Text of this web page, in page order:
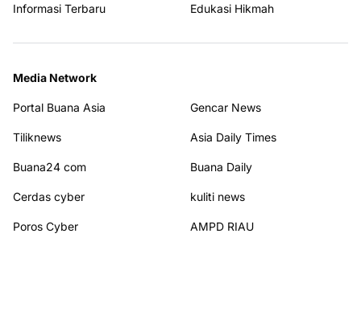
Informasi Terbaru Edukasi Hikmah
Media Network
Portal Buana Asia Gencar News
Tiliknews Asia Daily Times
Buana24 com Buana Daily
Cerdas cyber kuliti news
Poros Cyber AMPD RIAU